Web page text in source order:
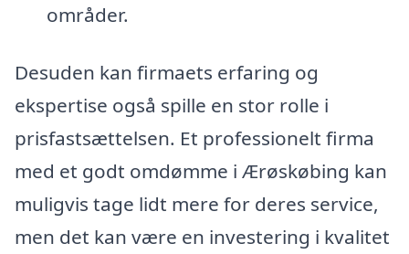
områder.
Desuden kan firmaets erfaring og
ekspertise også spille en stor rolle i
prisfastsættelsen. Et professionelt firma
med et godt omdømme i Ærøskøbing kan
muligvis tage lidt mere for deres service,
men det kan være en investering i kvalitet